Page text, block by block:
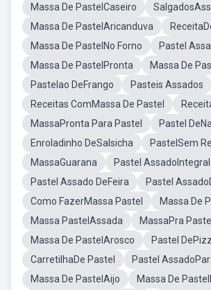
Massa De PastelCaseiro
Massa De PastelAricanduva
Massa De PastelNo Forno
Pastel
Massa De PastelPronta
Massa De
Pastelao DeFrango
Pasteis Assados
Receitas ComMassa De Pastel
MassaPronta Para Pastel
Pastel
Enroladinho DeSalsicha
PastelSem
MassaGuarana
Pastel AssadoIntegral
Pastel Assado DeFeira
Pastel
Como FazerMassa Pastel
Massa De
Massa PastelAssada
MassaPra Pastel
Massa De PastelArosco
Pastel
CarretilhaDe Pastel
Pastel
Massa De PastelAijo
Massa De